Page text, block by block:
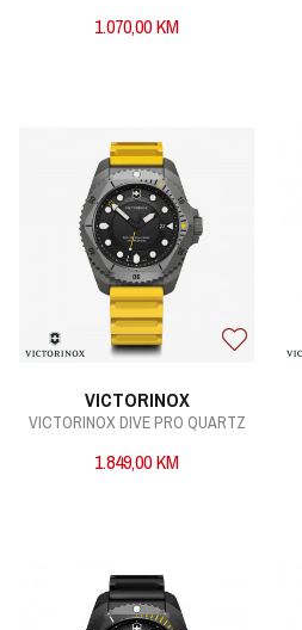
1.070,00KM
VICTORINOX
VICTORINOX DIVE PRO QUARTZ
1.849,00KM